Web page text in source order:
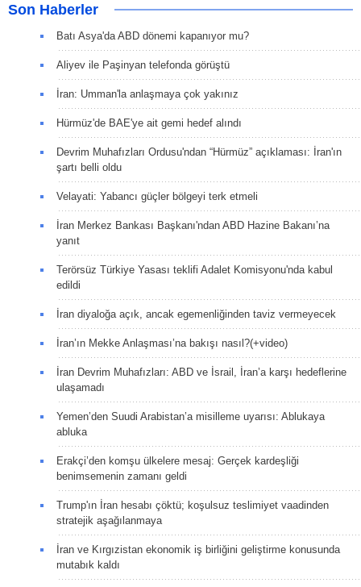
Son Haberler
Batı Asya'da ABD dönemi kapanıyor mu?
Aliyev ile Paşinyan telefonda görüştü
İran: Umman'la anlaşmaya çok yakınız
Hürmüz'de BAE'ye ait gemi hedef alındı
Devrim Muhafızları Ordusu'ndan “Hürmüz” açıklaması: İran'ın
şartı belli oldu
Velayati: Yabancı güçler bölgeyi terk etmeli
İran Merkez Bankası Başkanı'ndan ABD Hazine Bakanı’na
yanıt
Terörsüz Türkiye Yasası teklifi Adalet Komisyonu'nda kabul
edildi
İran diyaloğa açık, ancak egemenliğinden taviz vermeyecek
İran’ın Mekke Anlaşması’na bakışı nasıl?(+video)
İran Devrim Muhafızları: ABD ve İsrail, İran’a karşı hedeflerine
ulaşamadı
Yemen’den Suudi Arabistan’a misilleme uyarısı: Ablukaya
abluka
Erakçi’den komşu ülkelere mesaj: Gerçek kardeşliği
benimsemenin zamanı geldi
Trump'ın İran hesabı çöktü; koşulsuz teslimiyet vaadinden
stratejik aşağılanmaya
İran ve Kırgızistan ekonomik iş birliğini geliştirme konusunda
mutabık kaldı